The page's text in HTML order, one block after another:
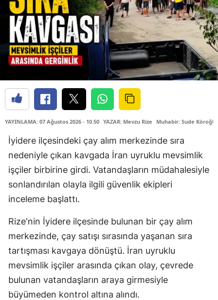
YAYINLAMA: 07 Ağustos 2026 - 10.50 YAZAR: Mevzu Rize Muhabir: Sude Köroğlu
İyidere ilçesindeki çay alım merkezinde sıra
nedeniyle çıkan kavgada İran uyruklu mevsimlik
işçiler birbirine girdi. Vatandaşların müdahalesiyle
sonlandırılan olayla ilgili güvenlik ekipleri
inceleme başlattı.
Rize'nin İyidere ilçesinde bulunan bir çay alım
merkezinde, çay satışı sırasında yaşanan sıra
tartışması kavgaya dönüştü. İran uyruklu
mevsimlik işçiler arasında çıkan olay, çevrede
bulunan vatandaşların araya girmesiyle
büyümeden kontrol altına alındı.